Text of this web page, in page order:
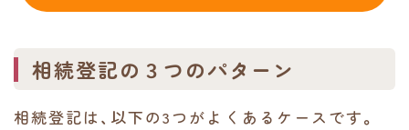
相続登記の３つのパターン
相続登記は、以下の3つがよくあるケースです。